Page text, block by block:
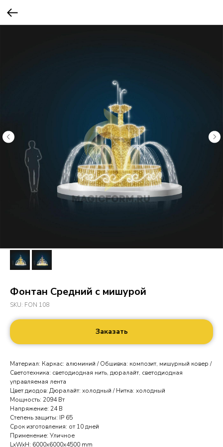
Фонтан Средний с мишурой
SKU: FON 108
Заказать
Материал: Каркас: алюминий / Обшивка: композит, мишурный ковер /
Светотехника: светодиодная нить, дюралайт, светодиодная
управляемая лента
Цвет диодов: Дюралайт: холодный / Нитка: холодный
Мощность: 2094 Вт
Напряжение: 24 В
Степень защиты: IP 65
Срок изготовления: от 10 дней
Применение: Уличное
LxWxH: 6000x6000x4500 mm